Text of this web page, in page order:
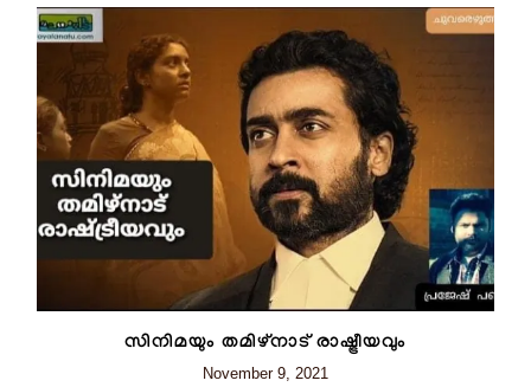
സിനിമയും തമിഴ്നാട് രാഷ്ട്രീയവും
November 9, 2021